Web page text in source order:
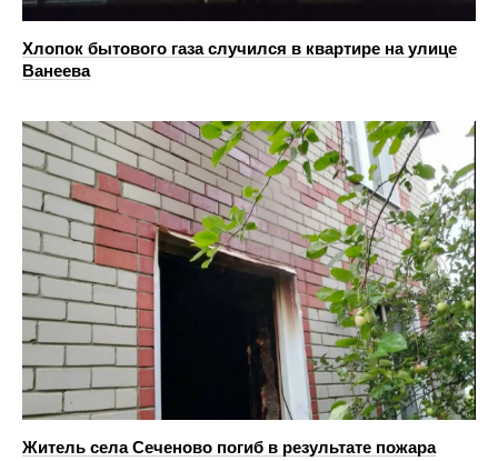
Хлопок бытового газа случился в квартире на улице
Ванеева
Житель села Сеченово погиб в результате пожара